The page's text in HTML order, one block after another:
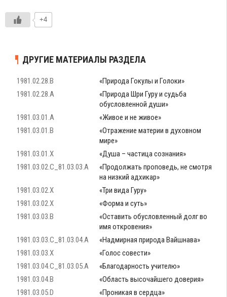
+4
ДРУГИЕ МАТЕРИАЛЫ РАЗДЕЛА
1981.02.28.B
«Природа Гокулы и Голоки»
1981.02.28.A
«Природа Шри Гуру и судьба
обусловленной души»
1981.03.01.A
«Живое и не живое»
1981.03.01.B
«Отражение материи в духовном
мире»
1981.03.01.X
«Душа – частица сознания»
1981.03.02.C_81.03.03.A
«Продолжать проповедь, не смотря
на низкий адхикар»
1981.03.02.X
«Три вида Гуру»
1981.03.02.X
«Форма и суть»
1981.03.03.B
«Оставить обусловленный долг во
имя откровения»
1981.03.03.C_81.03.04.A
«Надмирная природа Вайшнава»
1981.03.03.X
«Голос совести»
1981.03.04.C_81.03.05.A
«Благодарность учителю»
1981.03.04.B
«Область высочайшего доверия»
1981.03.05.D
«Проникая в сердца»